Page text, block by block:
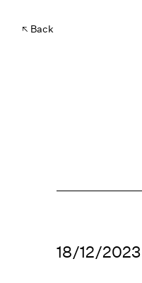
Back
18/12/2023